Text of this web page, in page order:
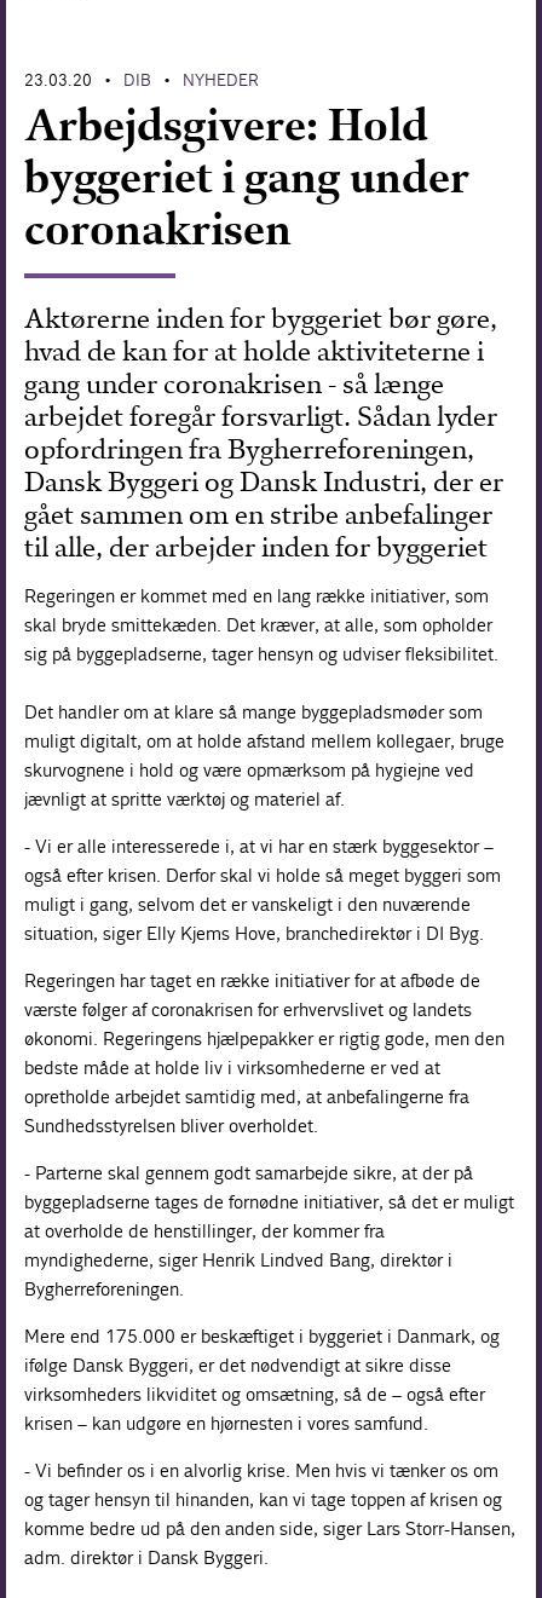
23.03.20 • DIB • NYHEDER
Arbejdsgivere: Hold
byggeriet i gang under
coronakrisen
Aktørerne inden for byggeriet bør gøre,
hvad de kan for at holde aktiviteterne i
gang under coronakrisen - så længe
arbejdet foregår forsvarligt. Sådan lyder
opfordringen fra Bygherreforeningen,
Dansk Byggeri og Dansk Industri, der er
gået sammen om en stribe anbefalinger
til alle, der arbejder inden for byggeriet
Regeringen er kommet med en lang række initiativer, som
skal bryde smittekæden. Det kræver, at alle, som opholder
sig på byggepladserne, tager hensyn og udviser fleksibilitet.
Det handler om at klare så mange byggepladsmøder som
muligt digitalt, om at holde afstand mellem kollegaer, bruge
skurvognene i hold og være opmærksom på hygiejne ved
jævnligt at spritte værktøj og materiel af.
- Vi er alle interesserede i, at vi har en stærk byggesektor –
også efter krisen. Derfor skal vi holde så meget byggeri som
muligt i gang, selvom det er vanskeligt i den nuværende
situation, siger Elly Kjems Hove, branchedirektør i DI Byg.
Regeringen har taget en række initiativer for at afbøde de
værste følger af coronakrisen for erhvervslivet og landets
økonomi. Regeringens hjælpepakker er rigtig gode, men den
bedste måde at holde liv i virksomhederne er ved at
opretholde arbejdet samtidig med, at anbefalingerne fra
Sundhedsstyrelsen bliver overholdet.
- Parterne skal gennem godt samarbejde sikre, at der på
byggepladserne tages de fornødne initiativer, så det er muligt
at overholde de henstillinger, der kommer fra
myndighederne, siger Henrik Lindved Bang, direktør i
Bygherreforeningen.
Mere end 175.000 er beskæftiget i byggeriet i Danmark, og
ifølge Dansk Byggeri, er det nødvendigt at sikre disse
virksomheders likviditet og omsætning, så de – også efter
krisen – kan udgøre en hjørnesten i vores samfund.
- Vi befinder os i en alvorlig krise. Men hvis vi tænker os om
og tager hensyn til hinanden, kan vi tage toppen af krisen og
komme bedre ud på den anden side, siger Lars Storr-Hansen,
adm. direktør i Dansk Byggeri.